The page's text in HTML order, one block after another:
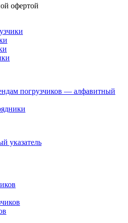
офертой
погрузчиков — алфавитный
указатель